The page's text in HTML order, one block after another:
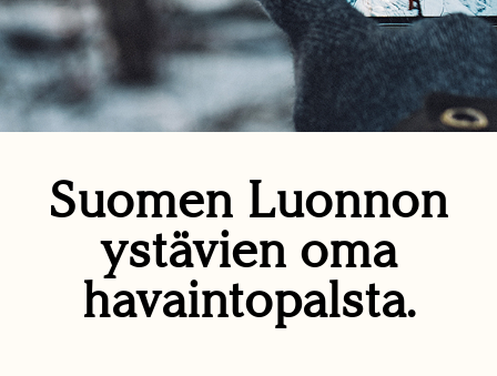
Suomen Luonnon
ystävien oma
havaintopalsta.